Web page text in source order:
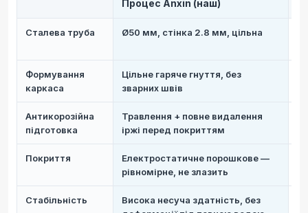
Процес Anxin (наш)
Сталева труба Ø50 мм, стінка 2.8 мм, цільна
Формування
каркаса
Цільне гаряче гнуття, без
зварних швів
Антикорозійна
підготовка
Травлення + повне видалення
іржі перед покриттям
Покриття
Електростатичне порошкове —
рівномірне, не злазить
Стабільність
Висока несуча здатність, без